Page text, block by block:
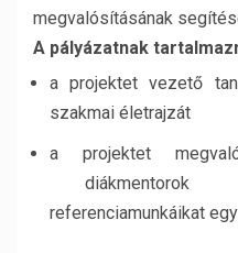
megvalósításának
A pályázatnak
a projektet vezető
szakmai életrajzát
a projektet
referenciamunkáikat